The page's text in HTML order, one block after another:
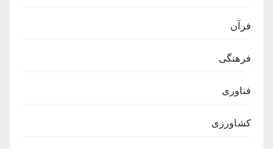
فرآن
فرهنگی
فناوری
کشاورزی